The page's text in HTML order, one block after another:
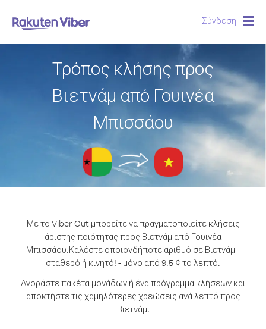
Σύνδεση
Τρόπος κλήσης προς
Βιετνάμ από Γουινέα
Μπισσάου
Με το Viber Out μπορείτε να πραγματοποιείτε κλήσεις
άριστης ποιότητας προς Βιετνάμ από Γουινέα
Μπισσάου.Καλέστε οποιονδήποτε αριθμό σε Βιετνάμ -
σταθερό ή κινητό! - μόνο από 9.5 ¢ το λεπτό.
Αγοράστε πακέτα μονάδων ή ένα πρόγραμμα κλήσεων και
αποκτήστε τις χαμηλότερες χρεώσεις ανά λεπτό προς
Βιετνάμ.